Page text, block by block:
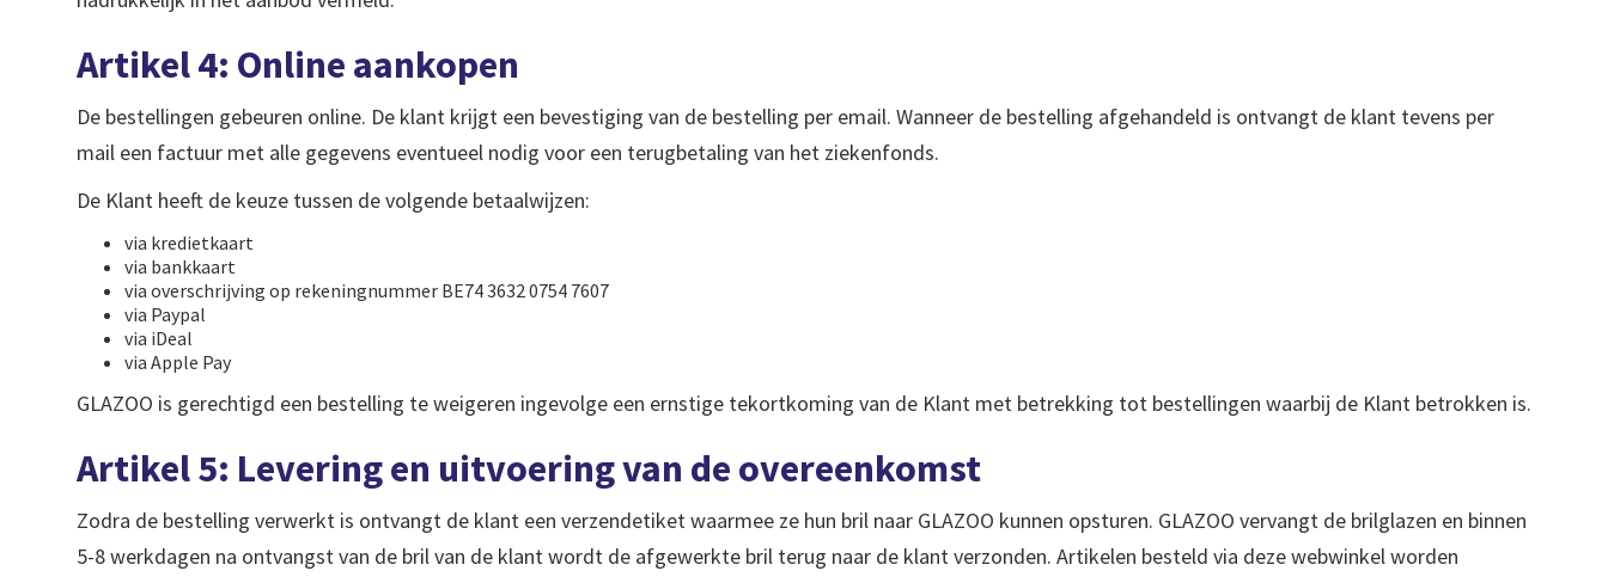
Artikel 4: Online aankopen
De bestellingen gebeuren online. De klant krijgt een bevestiging van de bestelling per email. Wanneer de bestelling afgehandeld is ontvangt de klant tevens per
mail een factuur met alle gegevens eventueel nodig voor een terugbetaling van het ziekenfonds.
De Klant heeft de keuze tussen de volgende betaalwijzen:
via kredietkaart
via bankkaart
via overschrijving op rekeningnummer BE74 3632 0754 7607
via Paypal
via iDeal
via Apple Pay
GLAZOO is gerechtigd een bestelling te weigeren ingevolge een ernstige tekortkoming van de Klant met betrekking tot bestellingen waarbij de Klant betrokken is.
Artikel 5: Levering en uitvoering van de overeenkomst
Zodra de bestelling verwerkt is ontvangt de klant een verzendetiket waarmee ze hun bril naar GLAZOO kunnen opsturen. GLAZOO vervangt de brilglazen en binnen
5-8 werkdagen na ontvangst van de bril van de klant wordt de afgewerkte bril terug naar de klant verzonden. Artikelen besteld via deze webwinkel worden